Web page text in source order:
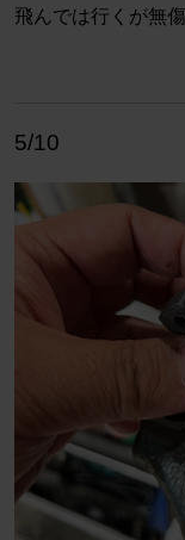
飛んでは行くが無
5/10